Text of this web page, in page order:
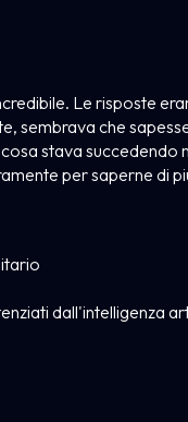
Le risposte
sembrava che
stava succedendo
per saperne di
dall'intelligenza